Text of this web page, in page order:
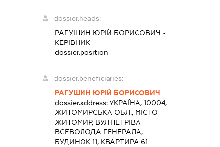
dossier.heads:
РАГУШИН ЮРІЙ БОРИСОВИЧ -
КЕРІВНИК
dossier.position -
dossier.beneficiaries:
РАГУШИН ЮРІЙ БОРИСОВИЧ
dossier.address:УКРАЇНА, 10004,
ЖИТОМИРСЬКА ОБЛ., МІСТО
ЖИТОМИР, ВУЛ.ПЕТРІВА
ВСЕВОЛОДА ГЕНЕРАЛА,
БУДИНОК 11, КВАРТИРА 61